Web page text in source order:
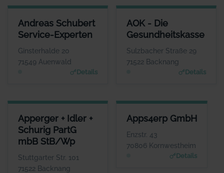
Andreas Schubert
Service-Experten
Ginsterhalde 20
71549 Auenwald
Details
ANDREAS SCHUBERT SERVICE-EXPERTEN
Herr Andreas Schubert
WEBSITE
www.habenseite.de
AOK - Die
Gesundheitskasse
Sulzbacher Straße 29
71522 Backnang
Details
AOK - DIE
Herr Dominik
www.aok.de/bw
Apperger + Idler +
Schurig PartG
mbB StB/Wp
Stuttgarter Str. 101
71522 Backnang
APPERGER + IDLER + SCHURIG PARTG MBB STB/WP
ANSPRECHPARTNER
Frau Simone Apperger-Fichtner
WEBSITE
www.apperger-idler.de
Apps4erp GmbH
Enzstr. 43
70806 Kornwestheim
Details
APPS4ERP GMBH
ANSPRECHPARTNER
Schmischke
WEBSITE
www.appsin.de